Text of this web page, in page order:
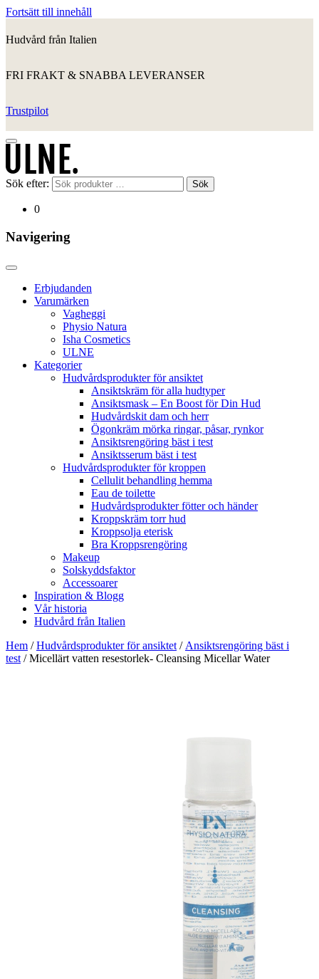
Fortsätt till innehåll
Hudvård från Italien
FRI FRAKT & SNABBA LEVERANSER
Trustpilot
Sök efter: Sök
0
Navigering
Erbjudanden
Varumärken
Vagheggi
Physio Natura
Isha Cosmetics
ULNE
Kategorier
Hudvårdsprodukter för ansiktet
Ansiktskräm för alla hudtyper
Ansiktsmask – En Boost för Din Hud
Hudvårdskit dam och herr
Ögonkräm mörka ringar, påsar, rynkor
Ansiktsrengöring bäst i test
Ansiktsserum bäst i test
Hudvårdsprodukter för kroppen
Cellulit behandling hemma
Eau de toilette
Hudvårdsprodukter fötter och händer
Kroppskräm torr hud
Kroppsolja eterisk
Bra Kroppsrengöring
Makeup
Solskyddsfaktor
Accessoarer
Inspiration & Blogg
Vår historia
Hudvård från Italien
Hem /Hudvårdsprodukter för ansiktet/Ansiktsrengöring bäst i
test/ Micellärt vatten resestorlek- Cleansing Micellar Water